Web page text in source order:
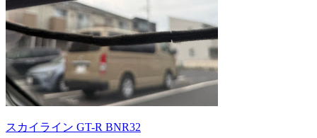
スカイライン GT-R BNR32